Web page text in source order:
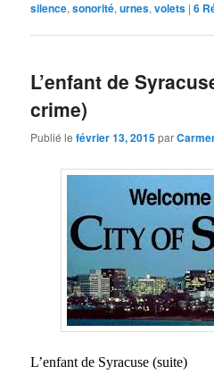
silence,sonorité,urnes,volets |6
L’enfant de
crime)
Publié lefévrier 13, 2015par
L’enfant de Syracuse (suite)